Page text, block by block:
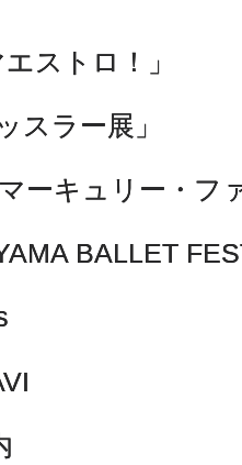
ストロ！」
ラー展」
キュリー・フ
BALLET